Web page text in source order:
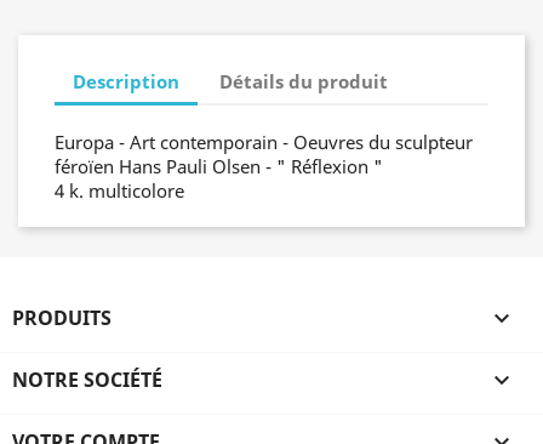
Description Détails du produit
Europa - Art contemporain - Oeuvres du sculpteur
féroïen Hans Pauli Olsen - " Réflexion "
4 k. multicolore
PRODUITS 
NOTRE SOCIÉTÉ 